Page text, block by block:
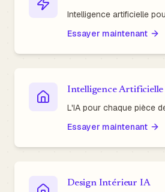
Intelligence artificielle
Essayer maintenant
Intelligence Artificielle
L'IA pour chaque pièce
Essayer maintenant
Design Intérieur IA